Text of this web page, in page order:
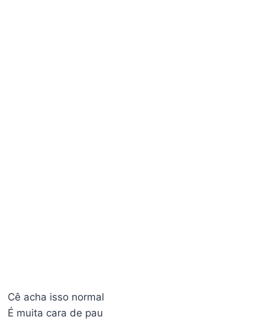
Cê acha isso normal
É muita cara de pau